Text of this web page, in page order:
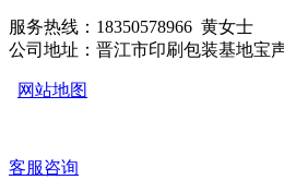
服务热线：18350578966 黄女士
公司地址：晋江市印刷包装基地宝
网站地图
客服咨询